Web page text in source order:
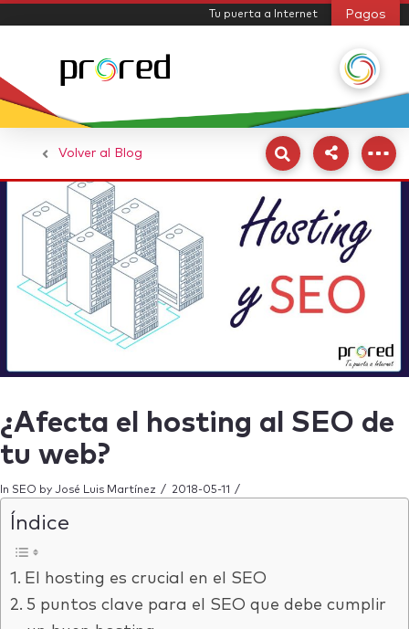
Tu puerta a Internet Pagos
Volver al Blog
¿Afecta el hosting al SEO de
tu web?
In SEO by José Luis Martínez 2018-05-11
Índice
El hosting es crucial en el SEO
5 puntos clave para el SEO que debe cumplir